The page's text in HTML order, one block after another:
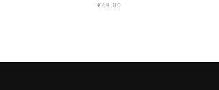
€49.00